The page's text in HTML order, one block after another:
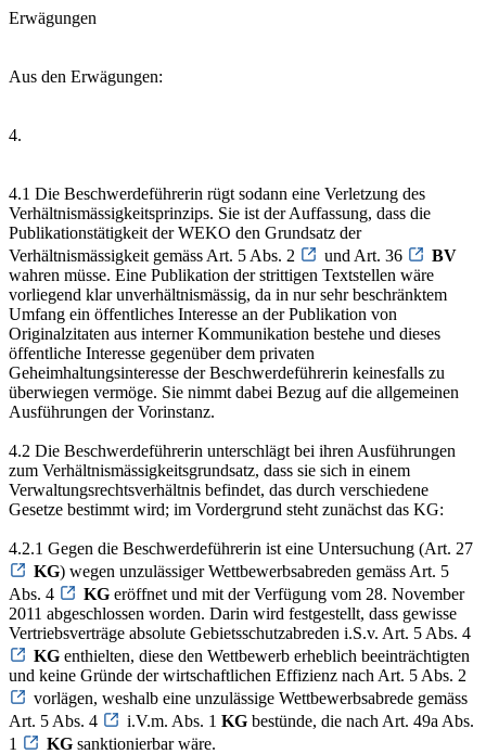
Erwägungen
Aus den Erwägungen:
4.
4.1 Die Beschwerdeführerin rügt sodann eine Verletzung des
Verhältnismässigkeitsprinzips. Sie ist der Auffassung, dass die
Publikationstätigkeit der WEKO den Grundsatz der
Verhältnismässigkeit gemäss Art. 5 Abs. 2
und Art. 36
BV
wahren müsse. Eine Publikation der strittigen Textstellen wäre
vorliegend klar unverhältnismässig, da in nur sehr beschränktem
Umfang ein öffentliches Interesse an der Publikation von
Originalzitaten aus interner Kommunikation bestehe und dieses
öffentliche Interesse gegenüber dem privaten
Geheimhaltungsinteresse der Beschwerdeführerin keinesfalls zu
überwiegen vermöge. Sie nimmt dabei Bezug auf die allgemeinen
Ausführungen der Vorinstanz.
4.2 Die Beschwerdeführerin unterschlägt bei ihren Ausführungen
zum Verhältnismässigkeitsgrundsatz, dass sie sich in einem
Verwaltungsrechtsverhältnis befindet, das durch verschiedene
Gesetze bestimmt wird; im Vordergrund steht zunächst das KG:
4.2.1 Gegen die Beschwerdeführerin ist eine Untersuchung (Art. 27
KG) wegen unzulässiger Wettbewerbsabreden gemäss Art. 5
Abs. 4
KG eröffnet und mit der Verfügung vom 28. November
2011 abgeschlossen worden. Darin wird festgestellt, dass gewisse
Vertriebsverträge absolute Gebietsschutzabreden i.S.v. Art. 5 Abs. 4
KG enthielten, diese den Wettbewerb erheblich beeinträchtigten
und keine Gründe der wirtschaftlichen Effizienz nach Art. 5 Abs. 2
vorlägen, weshalb eine unzulässige Wettbewerbsabrede gemäss
Art. 5 Abs. 4
i.V.m. Abs. 1 KG bestünde, die nach Art. 49a Abs.
1
KG sanktionierbar wäre.